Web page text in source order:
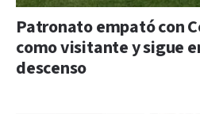
Patronato empató con
como visitante y sigue
descenso